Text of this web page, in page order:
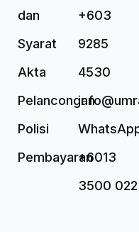
dan
Syarat
Akta
Pelancongan
Polisi
Pembayaran
+603
9285
4530
+6013
3500 022